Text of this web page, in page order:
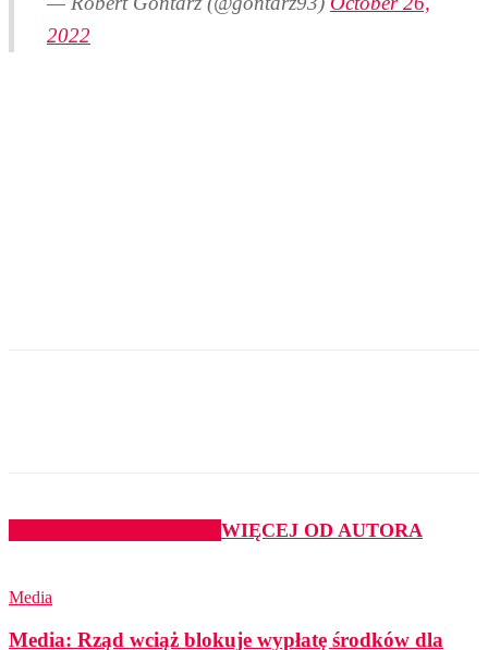
2022
WIĘCEJ OD AUTORA
Media
Media: Rząd wciąż blokuje wypłatę środków dla